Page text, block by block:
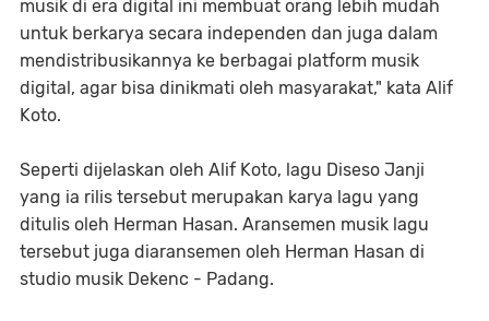
musik di era digital ini membuat orang lebih mudah
untuk berkarya secara independen dan juga dalam
mendistribusikannya ke berbagai platform musik
digital, agar bisa dinikmati oleh masyarakat," kata Alif
Koto.
Seperti dijelaskan oleh Alif Koto, lagu Diseso Janji
yang ia rilis tersebut merupakan karya lagu yang
ditulis oleh Herman Hasan. Aransemen musik lagu
tersebut juga diaransemen oleh Herman Hasan di
studio musik Dekenc - Padang.